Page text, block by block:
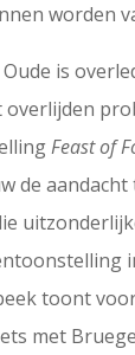
worden
is
overlijden
Feast of
de aandacht
toont
met